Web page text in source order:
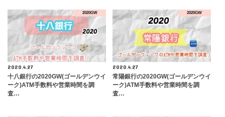
2020GW
2020.4.27
十八銀行の2020GW(ゴールデンウイ
ーク)ATM手数料や営業時間を調
査…
2020GW
2020.4.27
常陽銀行の2020GW(ゴールデンウイ
ーク)ATM手数料や営業時間を調
査…